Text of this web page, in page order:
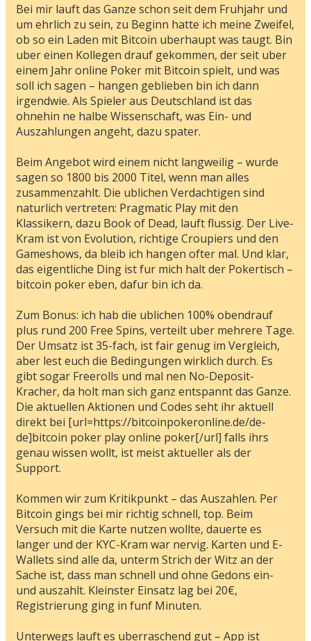
Bei mir lauft das Ganze schon seit dem Fruhjahr und
um ehrlich zu sein, zu Beginn hatte ich meine Zweifel,
ob so ein Laden mit Bitcoin uberhaupt was taugt. Bin
uber einen Kollegen drauf gekommen, der seit uber
einem Jahr online Poker mit Bitcoin spielt, und was
soll ich sagen – hangen geblieben bin ich dann
irgendwie. Als Spieler aus Deutschland ist das
ohnehin ne halbe Wissenschaft, was Ein- und
Auszahlungen angeht, dazu spater.
Beim Angebot wird einem nicht langweilig – wurde
sagen so 1800 bis 2000 Titel, wenn man alles
zusammenzahlt. Die ublichen Verdachtigen sind
naturlich vertreten: Pragmatic Play mit den
Klassikern, dazu Book of Dead, lauft flussig. Der Live-
Kram ist von Evolution, richtige Croupiers und den
Gameshows, da bleib ich hangen ofter mal. Und klar,
das eigentliche Ding ist fur mich halt der Pokertisch –
bitcoin poker eben, dafur bin ich da.
Zum Bonus: ich hab die ublichen 100% obendrauf
plus rund 200 Free Spins, verteilt uber mehrere Tage.
Der Umsatz ist 35-fach, ist fair genug im Vergleich,
aber lest euch die Bedingungen wirklich durch. Es
gibt sogar Freerolls und mal nen No-Deposit-
Kracher, da holt man sich ganz entspannt das Ganze.
Die aktuellen Aktionen und Codes seht ihr aktuell
direkt bei [url=https://bitcoinpokeronline.de/de-
de]bitcoin poker play online poker[/url] falls ihrs
genau wissen wollt, ist meist aktueller als der
Support.
Kommen wir zum Kritikpunkt – das Auszahlen. Per
Bitcoin gings bei mir richtig schnell, top. Beim
Versuch mit die Karte nutzen wollte, dauerte es
langer und der KYC-Kram war nervig. Karten und E-
Wallets sind alle da, unterm Strich der Witz an der
Sache ist, dass man schnell und ohne Gedons ein-
und auszahlt. Kleinster Einsatz lag bei 20€,
Registrierung ging in funf Minuten.
Unterwegs lauft es uberraschend gut – App ist